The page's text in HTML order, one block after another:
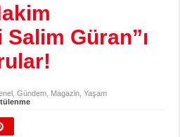
Salim Güran”ı
,Gündem Magazin ,Yaşam